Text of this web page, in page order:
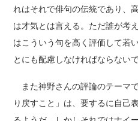
れはそれで俳句の伝統であり、
は才気とは言える。ただ誰が考
はこういう句を高く評価して若
とにも配慮しなければならない
また神野さんの評論のテーマ
り戻すこと」は、要するに自己